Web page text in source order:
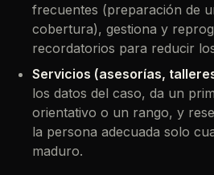
frecuentes (preparación de
cobertura), gestiona y
recordatorios para reducir
Servicios (asesorías,
los datos del caso, da un
orientativo o un rango, y
la persona adecuada solo
maduro.